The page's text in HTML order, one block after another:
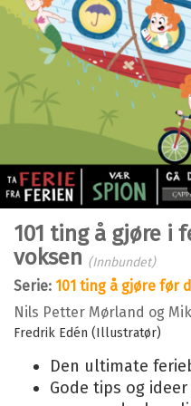
Bla i boka
101 ting å gjøre i
voksen (Innbundet)
Serie: 101 ting å gjøre før
Nils Petter Mørland og
Fredrik Edén (Illustratør)
Den ultimate
Gode tips og